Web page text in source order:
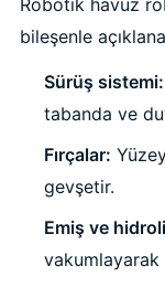
Ayak
Havuz
Havuz Kış
Bahçe Süs
Endüstriyel
bileşenle
Sürüş sistemi:
tabanda ve
Fırçalar:
gevşetir.
Emiş ve
vakumlayarak